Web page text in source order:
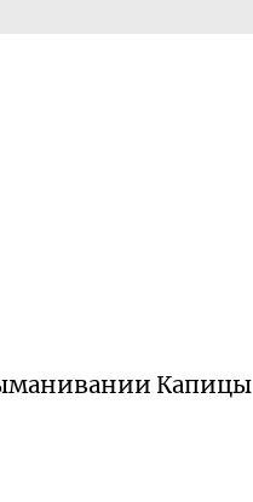
Капицы